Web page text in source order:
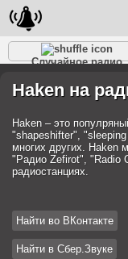
Случайное радио
Haken на
Haken – это
"shapeshifter",
многих других.
"Радио Zefirot", "Radio
радиостанциях.
Найти во ВКонтакте
Найти в Сбер.Звуке